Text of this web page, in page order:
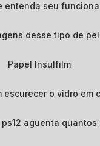
entenda seu
desse tipo de
Papel Insulfilm
escurecer o vidro em
ps12 aguenta quantos